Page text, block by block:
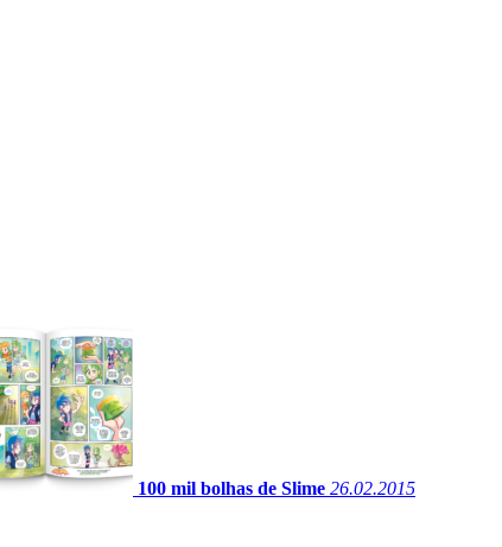
100 mil bolhas de Slime 26.02.2015